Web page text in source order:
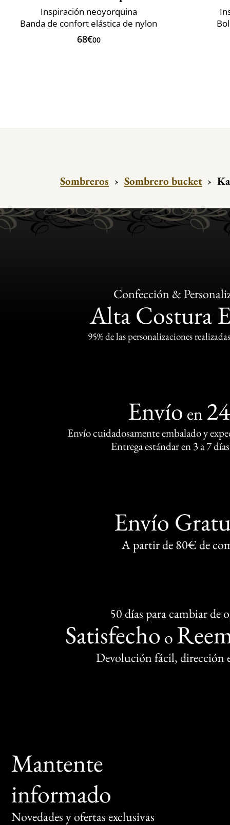
Inspiración neoyorquina
Banda de confort elástica de nylon
68€00
Sombreros › Sombrero bucket ›
Confección &
Alta Costura
95% de las personalizaciones
Envío en
Envío cuidadosamente embalado y
Entrega estándar en 3 a 7
Envío
A partir de 80€ de
50 días para cambiar de
Satisfecho o
Devolución fácil, dirección
Mantente
informado
Novedades y ofertas exclusivas